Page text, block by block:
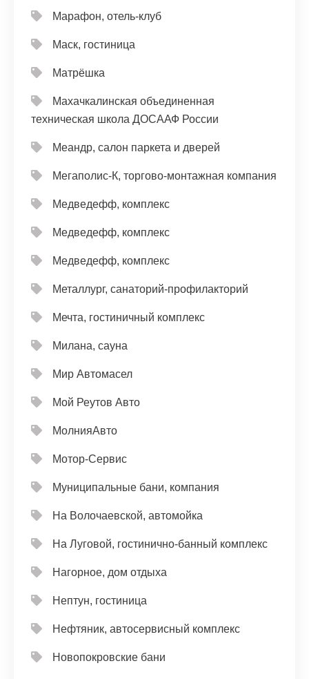
Марафон, отель-клуб
Маск, гостиница
Матрёшка
Махачкалинская объединенная
техническая школа ДОСААФ России
Меандр, салон паркета и дверей
Мегаполис-К, торгово-монтажная компания
Медведефф, комплекс
Медведефф, комплекс
Медведефф, комплекс
Металлург, санаторий-профилакторий
Мечта, гостиничный комплекс
Милана, сауна
Мир Автомасел
Мой Реутов Авто
МолнияАвто
Мотор-Сервис
Муниципальные бани, компания
На Волочаевской, автомойка
На Луговой, гостинично-банный комплекс
Нагорное, дом отдыха
Нептун, гостиница
Нефтяник, автосервисный комплекс
Новопокровские бани